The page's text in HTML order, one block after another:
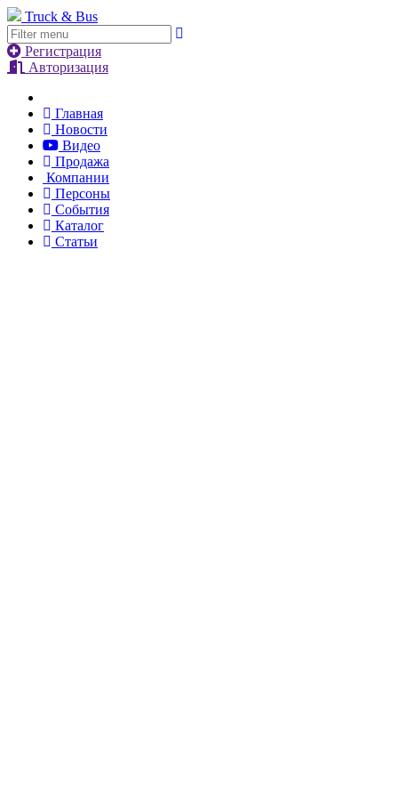
Truck & Bus
Регистрация
Авторизация
Главная
Новости
Видео
Продажа
Компании
Персоны
События
Каталог
Статьи